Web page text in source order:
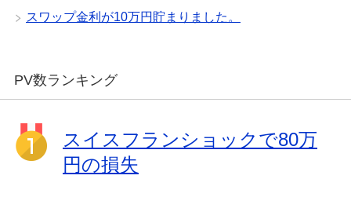
スワップ金利が10万円貯まりました。
PV数ランキング
スイスフランショックで80万
円の損失